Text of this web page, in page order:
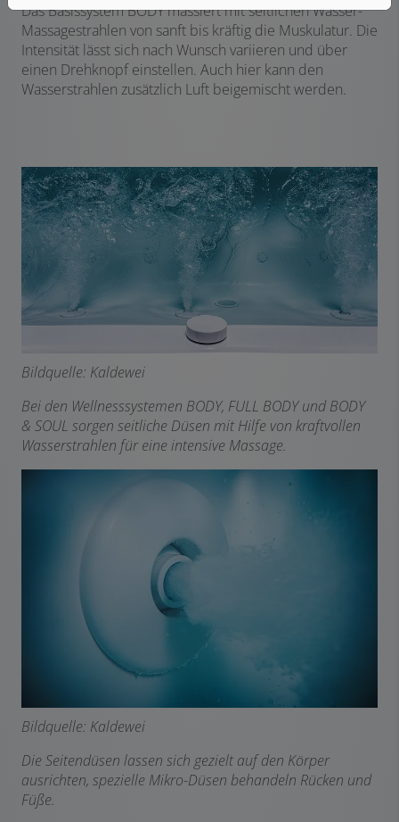
Das Basissystem BODY massiert mit seitlichen Wasser-
Massagestrahlen von sanft bis kräftig die Muskulatur. Die
Intensität lässt sich nach Wunsch variieren und über
einen Drehknopf einstellen. Auch hier kann den
Wasserstrahlen zusätzlich Luft beigemischt werden.
Bildquelle: Kaldewei
Bei den Wellnesssystemen BODY, FULL BODY und BODY
& SOUL sorgen seitliche Düsen mit Hilfe von kraftvollen
Wasserstrahlen für eine intensive Massage.
Bildquelle: Kaldewei
Die Seitendüsen lassen sich gezielt auf den Körper
ausrichten, spezielle Mikro-Düsen behandeln Rücken und
Füße.